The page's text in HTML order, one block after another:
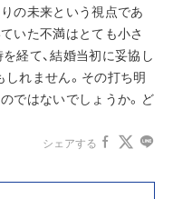
の未来という視点であ
いた不満はとても小さ
経て、結婚当初に妥協し
れません。その打ち明
ではないでしょうか。ど
シェアする